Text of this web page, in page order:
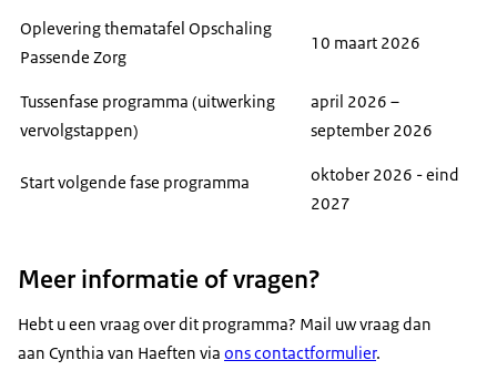
voorop.
niets in de werkwijze, maar de resultaten van het
programma bieden voor professionals wel concrete
programma hebben we ook oog voor de
administratieve lasten. Het gebruik en delen van
kwaliteitsinformatie mag namelijk niet leiden tot extra
administratielast. Daarnaast moet het beroepsgeheim
van het programma helpen om de initiatieven voor het
verbeteren van kwaliteitstransparantie binnen de ggz
inzicht in de verschillende cliëntgroepen binnen de ggz
en de relevante variabelen voor passende zorg voor
deze cliëntgroepen.
Oplevering thematafel Opschaling
Passende Zorg
10 maart 2026
Tussenfase programma (uitwerking
vervolgstappen)
april 2026 –
september 2026
Start volgende fase programma
oktober 2026 - eind
2027
Meer informatie of vragen?
Hebt u een vraag over dit programma? Mail uw vraag dan
aan Cynthia van Haeften via ons contactformulier.